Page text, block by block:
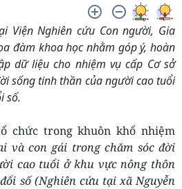
Viện Nghiên cứu Con người, Gia
đàm khoa học nhằm góp ý, hoàn
dữ liệu cho nhiệm vụ cấp Cơ sở
sống tinh thần của người cao tuổi
số.
trong khuôn khổ nhiệm
và con gái trong chăm sóc đời
cao tuổi ở khu vực nông thôn
số (Nghiên cứu tại xã Nguyễn